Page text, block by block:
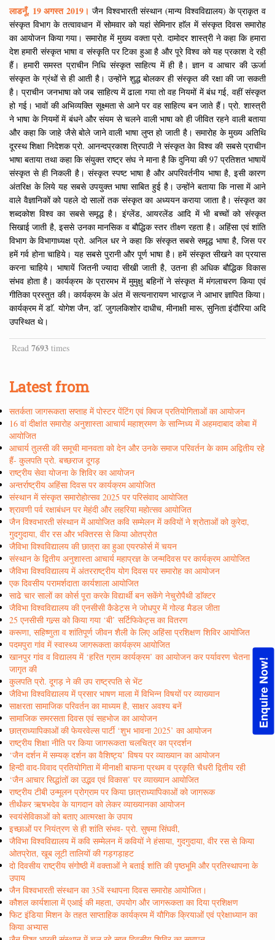
Enquire Now!
लाडनूँ, 19 अगस्त 2019। जैन विश्वभारती संस्थान (मान्य विश्वविद्यालय) के प्राकृत व
संस्कृत विभाग के तत्वावधान में सोमवार को यहां सेमिनार हाॅल में संस्कृत दिवस समारोह
का आयोजन किया गया। समारोह में मुख्य वक्ता प्रो. दामोदर शास्त्री ने कहा कि हमारा
देश हमारी संस्कृत भाषा व संस्कृति पर टिका हुआ है और पूरे विश्व को यह प्रकाश दे रही
हैं। हमारी समस्त प्राचीन निधि संस्कृत साहित्य में ही है। ज्ञान व आचार की ऊर्जा
संस्कृत के ग्रंथों से ही आती है। उन्होंने शुद्ध बोलकर ही संस्कृत की रक्षा की जा सकती
है। प्राचीन जनभाषा को जब साहित्य में ढाला गया तो वह नियमों में बंध गई, वहीं संस्कृत
हो गई। भावों की अभिव्यक्ति सूक्ष्मता से आने पर वह साहित्य बन जाते हैं। प्रो. शास्त्री
ने भाषा के नियमों में बंधने और संयम से चलने वाली भाषा को ही जीवित रहने वाली बताया
और कहा कि जाहे जैसे बोले जाने वाली भाषा लुप्त हो जाती है। समारोह के मुख्य अतिथि
दूरस्थ शिक्षा निदेशक प्रो. आनन्दप्रकाश त्रिपाठी ने संस्कृत केा विश्व की सबसे प्राचीन
भाषा बताया तथा कहा कि संयुक्त राष्ट्र संघ ने माना है कि दुनिया की 97 प्रतिशत भाषायें
संस्कृत से ही निकली है। संस्कृत स्पष्ट भाषा है और अपरिवर्तनीय भाषा है, इसी कारण
अंतरिक्ष के लिये यह सबसे उपयुक्त भाषा साबित हुई है। उन्होंने बताया कि नासा में आने
वाले वैज्ञानिकों को पहले दो सालों तक संस्कृत का अध्ययन कराया जाता है। संस्कृत का
शब्दकोश विश्व का सबसे समृद्ध है। इंग्लेंड, आयरलेंड आदि में भी बच्चों को संस्कृत
सिखाई जाती है, इससे उनका मानसिक व बौद्धिक स्तर तीक्ष्ण रहता है। अहिंसा एवं शांति
विभाग के विभागाध्यक्ष प्रो. अनिल धर ने कहा कि संस्कृत सबसे समृद्ध भाषा है, जिस पर
हमें गर्व होना चाहिये। यह सबसे पुरानी और पूर्ण भाषा है। हमें संस्कृत सीखने का प्रयास
करना चाहिये। भाषायें जितनी ज्यादा सीखी जाती है, उतना ही अधिक बौद्धिक विकास
संभव होता है। कार्यक्रम के प्रारमभ में मुमुक्षु बहिनों ने संस्कृत में मंगलाचरण किया एवं
गीतिका प्रस्तुत की। कार्यक्रम के अंत में सत्यनारायण भारद्वाज ने आभार ज्ञापित किया।
कार्यक्रम में डाॅ. योगेश जैन, डाॅ. जुगलकिशोर दाधीच, मीनाक्षी मारू, सुनिता इंदौरिया अदि
उपस्थित थे।
Read 7693 times
Latest from
सतर्कता जागरूकता सप्ताह में पोस्टर पेंटिंग एवं क्विज प्रतियोगिताओं का आयोजन
16 वां दीक्षांत समारोह अनुशास्ता आचार्य महाश्रमण के सान्निध्य में अहमदाबाद कोबा में
आयोजित
आचार्य तुलसी की समूची मानवता को देन और उनके समाज परिवर्तन के काम अद्वितीय रहे
हैं- कुलपति प्रो. बच्छराज दूगड़
राष्ट्रीय सेवा योजना के शिविर का आयोजन
अन्तर्राष्ट्रीय अहिंसा दिवस पर कार्यक्रम आयोजित
संस्थान में संस्कृत समारोहोत्सव 2025 पर परिसंवाद आयोजित
श्रावणी पर्व रक्षाबंधन पर मेहंदी और लहरिया महोत्सव आयोजित
जैन विश्वभारती संस्थान में आयोजित कवि सम्मेलन में कवियों ने श्रोताओं को कुरेदा,
गुदगुदाया, वीर रस और भक्तिरस से किया ओतप्रोत
जैविभा विश्वविद्यालय की छात्रा का हुआ एयरफोर्स में चयन
संस्थान के द्वितीय अनुशास्ता आचार्य महाप्रज्ञ के जन्मदिवस पर कार्यक्रम आयोजित
जैविभा विश्वविद्यालय में अंतरराष्ट्रीय योग दिवस पर समारोह का आयोजन
एक दिवसीय परामर्शदाता कार्यशाला आयोजित
साढे चार सालों का कोर्स पूरा करके विद्यार्थी बन सकेंगे नेचुरोपैथी डाॅक्टर
जैविभा विश्वविद्यालय की एनसीसी कैडेट्स ने जोधपुर में गोल्ड मैडल जीता
25 एनसीसी गल्र्स को किया गया ‘बी’ सर्टिफिकेट्स का वितरण
करूणा, सहिष्णुता व शांतिपूर्ण जीवन शैली के लिए अहिंसा प्रशिक्षण शिविर आयोजित
पदमपुरा गांव में स्वास्थ्य जागरूकता कार्यक्रम आयोजित
खानपुर गांव व विद्यालय में ‘हरित ग्राम कार्यक्रम’ का आयोजन कर पर्यावरण चेतना
जागृत की
कुलपति प्रो. दूगड़ ने की उप राष्ट्रपति से भेंट
जैविभा विश्वविद्यालय में प्रसार भाषण माला में विभिन्न विषयों पर व्याख्यान
साक्षरता सामाजिक परिवर्तन का माध्यम है, साक्षर अवश्य बनें
सामाजिक समरसता दिवस एवं सहभोज का आयोजन
छात्राध्यापिकाओं की फेयरवेल्स पार्टी ‘शुभ भावना 2025’ का आयोजन
राष्ट्रीय शिक्षा नीति पर किया जागरूकता चलचित्र का प्रदर्शन
‘जैन दर्शन में सम्यक् दर्शन का वैशिष्ट्य’ विषय पर व्याख्यान का आयोजन
हिन्दी वाद-विवाद प्रतियोगिता में मीनाक्षी बाफना प्रथम व प्रकृति चैधरी द्वितीय रही
‘जैन आचार सिद्धांतों का उद्भव एवं विकास’ पर व्याख्यान आयोजित
राष्ट्रीय टीबी उन्मूलन प्रोग्राम पर किया छात्राध्यापिकाओं को जागरूक
तीर्थंकर ऋषभदेव के यागदान को लेकर व्याख्यानका आयोजन
स्वयंसेविकाओं को बताए आत्मरक्षा के उपाय
इच्छाओं पर नियंत्रण से ही शांति संभव- प्रो. सुषमा सिंघवी,
जैविभा विश्वविद्यालय में कवि सम्मेलन में कवियों ने हंसाया, गुदगुदाया, वीर रस से किया
ओतप्रेात, खूब लूटी तालियों की गड़गड़ाहट
दो दिवसीय राष्ट्रीय संगोष्ठी में वक्ताओं ने बताई शांति की पृष्ठभूमि और प्रतिस्थापना के
उपाय
जैन विश्वभारती संस्थान का 35वें स्थापना दिवस समारोह आयोजित।
कौशल कार्यशाला में एआई की महता, उपयोग और जागरूकता का दिया प्रशिक्षण
फिट इंडिया मिशन के तहत साप्ताहिक कार्यक्रम में यौगिक क्रियाओं एवं प्रेक्षाध्यान का
किया अभ्यास